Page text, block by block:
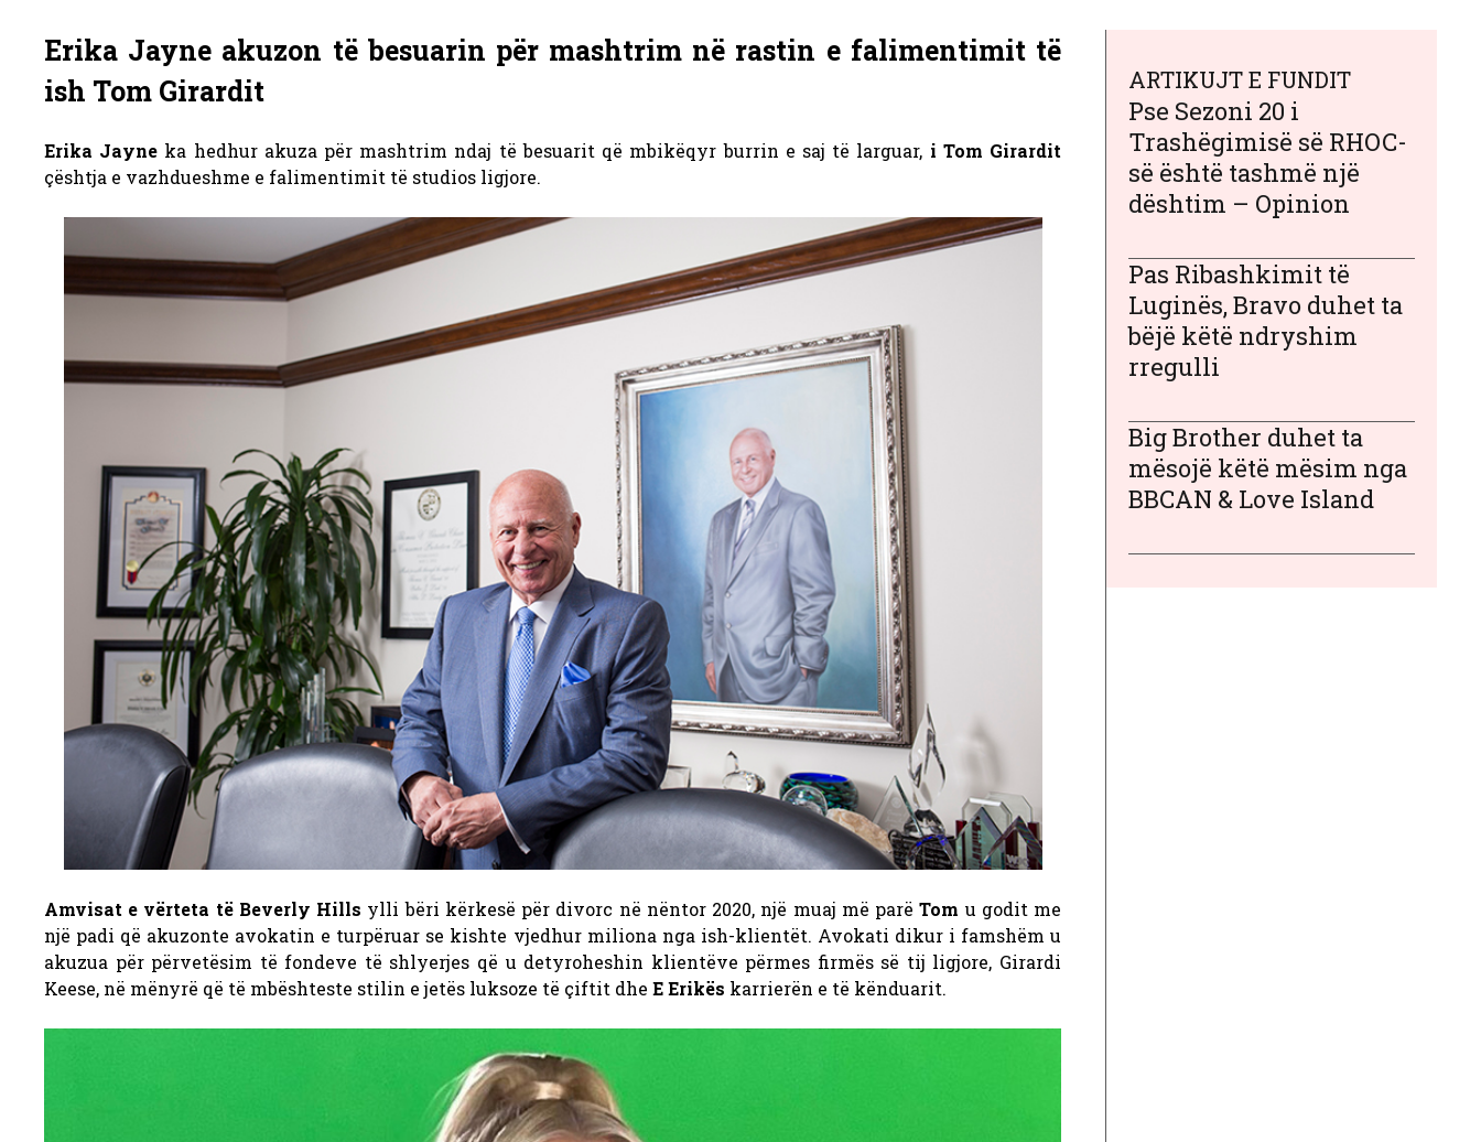
Erika Jayne akuzon të besuarin për mashtrim në rastin e falimentimit të
ish Tom Girardit
Erika Jayne ka hedhur akuza për mashtrim ndaj të besuarit që mbikëqyr burrin e saj të larguar, i Tom Girardit
çështja e vazhdueshme e falimentimit të studios ligjore.
Amvisat e vërteta të Beverly Hills ylli bëri kërkesë për divorc në nëntor 2020, një muaj më parë Tom u godit me
një padi që akuzonte avokatin e turpëruar se kishte vjedhur miliona nga ish-klientët. Avokati dikur i famshëm u
akuzua për përvetësim të fondeve të shlyerjes që u detyroheshin klientëve përmes firmës së tij ligjore, Girardi
Keese, në mënyrë që të mbështeste stilin e jetës luksoze të çiftit dhe E Erikës karrierën e të kënduarit.
ARTIKUJT E FUNDIT
Pse Sezoni 20 i
Trashëgimisë së RHOC-
së është tashmë një
dështim – Opinion
Pas Ribashkimit të
Luginës, Bravo duhet ta
bëjë këtë ndryshim
rregulli
Big Brother duhet ta
mësojë këtë mësim nga
BBCAN & Love Island